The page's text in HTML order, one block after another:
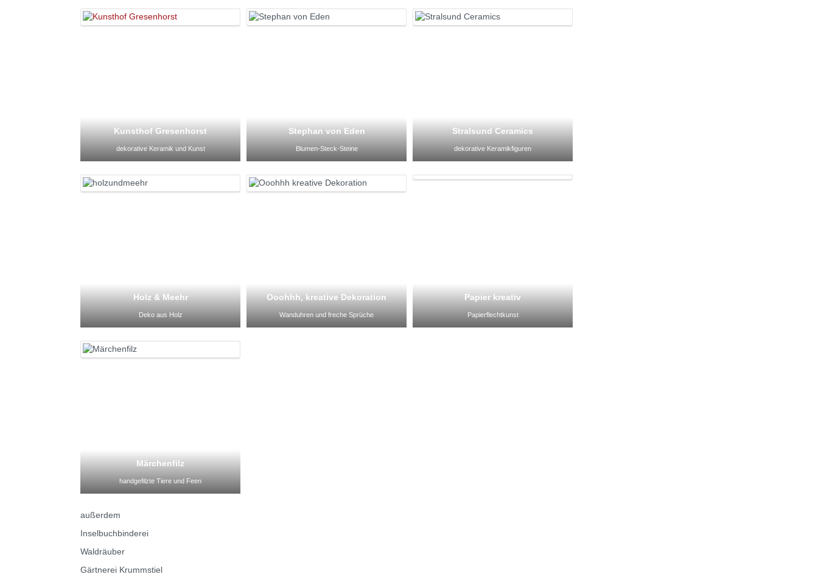
Kunsthof Gresenhorst
dekorative Keramik und Kunst
Stephan von Eden
Blumen-Steck-Steine
Stralsund Ceramics
dekorative Keramikfiguren
Holz & Meehr
Deko aus Holz
Ooohhh, kreative Dekoration
Wanduhren und freche Sprüche
Papier kreativ
Papierflechtkunst
Märchenfilz
handgefilzte Tiere und Feen
außerdem
Inselbuchbinderei
Waldräuber
Gärtnerei Krummstiel